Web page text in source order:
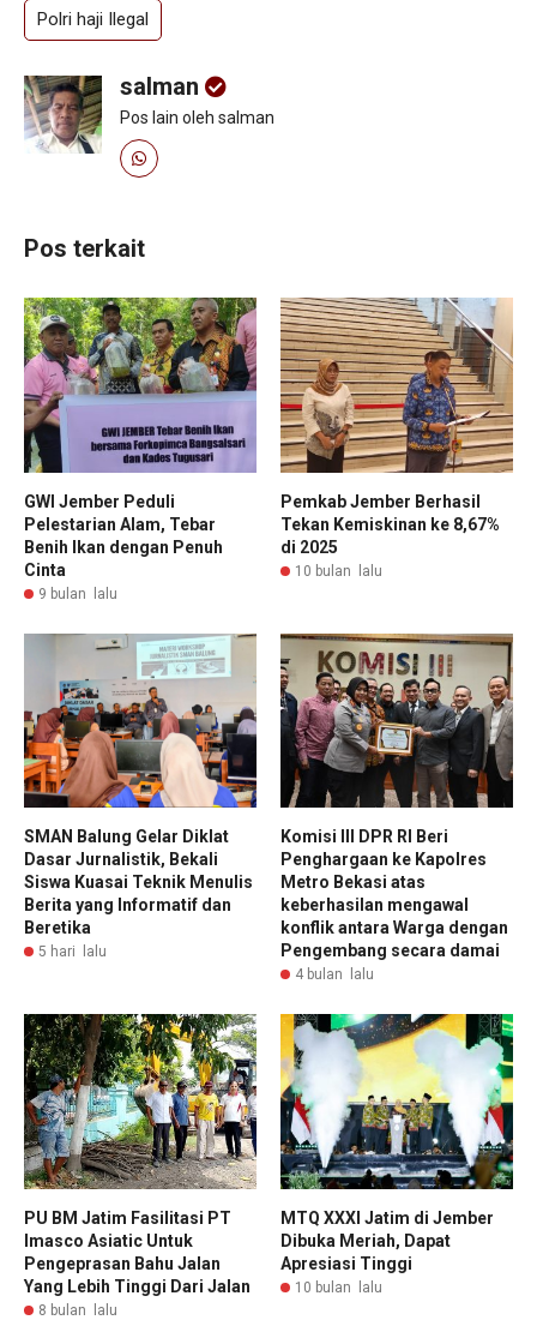
Polri haji Ilegal
salman
Pos lain oleh salman
Pos terkait
GWI Jember Peduli
Pelestarian Alam, Tebar
Benih Ikan dengan Penuh
Cinta
9 bulan lalu
Pemkab Jember Berhasil
Tekan Kemiskinan ke 8,67%
di 2025
10 bulan lalu
SMAN Balung Gelar Diklat
Dasar Jurnalistik, Bekali
Siswa Kuasai Teknik Menulis
Berita yang Informatif dan
Beretika
5 hari lalu
Komisi III DPR RI Beri
Penghargaan ke Kapolres
Metro Bekasi atas
keberhasilan mengawal
konflik antara Warga dengan
Pengembang secara damai
4 bulan lalu
PU BM Jatim Fasilitasi PT
Imasco Asiatic Untuk
Pengeprasan Bahu Jalan
Yang Lebih Tinggi Dari Jalan
8 bulan lalu
MTQ XXXI Jatim di Jember
Dibuka Meriah, Dapat
Apresiasi Tinggi
10 bulan lalu